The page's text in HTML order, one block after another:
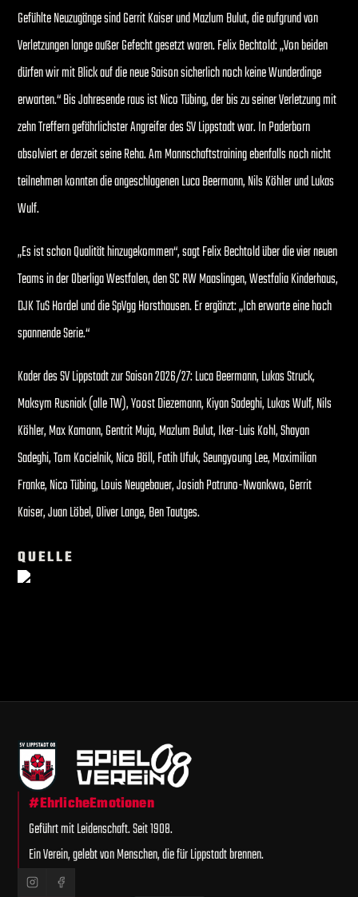
Gefühlte Neuzugänge sind Gerrit Kaiser und Mazlum Bulut, die aufgrund von
Verletzungen lange außer Gefecht gesetzt waren. Felix Bechtold: „Von beiden
dürfen wir mit Blick auf die neue Saison sicherlich noch keine Wunderdinge
erwarten.“ Bis Jahresende raus ist Nico Tübing, der bis zu seiner Verletzung mit
zehn Treffern gefährlichster Angreifer des SV Lippstadt war. In Paderborn
absolviert er derzeit seine Reha. Am Mannschaftstraining ebenfalls noch nicht
teilnehmen konnten die angeschlagenen Luca Beermann, Nils Köhler und Lukas
Wulf.
„Es ist schon Qualität hinzugekommen“, sagt Felix Bechtold über die vier neuen
Teams in der Oberliga Westfalen, den SC RW Maaslingen, Westfalia Kinderhaus,
DJK TuS Hordel und die SpVgg Horsthausen. Er ergänzt: „Ich erwarte eine hoch
spannende Serie.“
Kader des SV Lippstadt zur Saison 2026/27: Luca Beermann, Lukas Struck,
Maksym Rusniak (alle TW), Yoost Diezemann, Kiyan Sadeghi, Lukas Wulf, Nils
Köhler, Max Kamann, Gentrit Muja, Mazlum Bulut, Iker-Luis Kohl, Shayan
Sadeghi, Tom Kocielnik, Nico Böll, Fatih Ufuk, Seungyoung Lee, Maximilian
Franke, Nico Tübing, Louis Neugebauer, Josiah Patruno-Nwankwo, Gerrit
Kaiser, Juan Löbel, Oliver Lange, Ben Tautges.
QUELLE
#EhrlicheEmotionen
Geführt mit Leidenschaft. Seit 1908.
Ein Verein, gelebt von Menschen, die für Lippstadt brennen.